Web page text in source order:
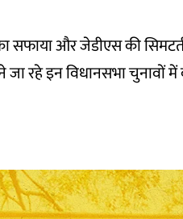
सफाया और जेडीएस की
रहे इन विधानसभा चुनावों में